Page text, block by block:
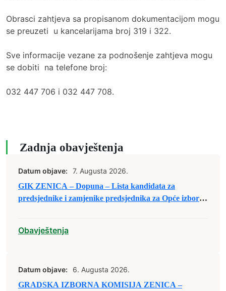
Obrasci zahtjeva sa propisanom dokumentacijom mogu
se preuzeti u kancelarijama broj 319 i 322.
Sve informacije vezane za podnošenje zahtjeva mogu
se dobiti na telefone broj:
032 447 706 i 032 447 708.
Zadnja obavještenja
Datum objave:
7. Augusta 2026.
GIK ZENICA – Dopuna – Lista kandidata za
predsjednike i zamjenike predsjednika za Opće izbore
Obavještenja
Datum objave:
6. Augusta 2026.
GRADSKA IZBORNA KOMISIJA ZENICA –